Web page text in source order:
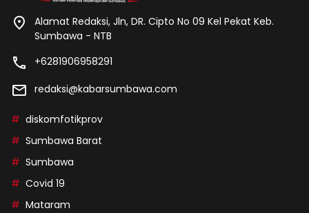
Alamat Redaksi, Jln, DR. Cipto No 09 Kel Pekat Keb.
Sumbawa - NTB
+6281906958291
redaksi@kabarsumbawa.com
diskomfotikprov
Sumbawa Barat
Sumbawa
Covid 19
Mataram